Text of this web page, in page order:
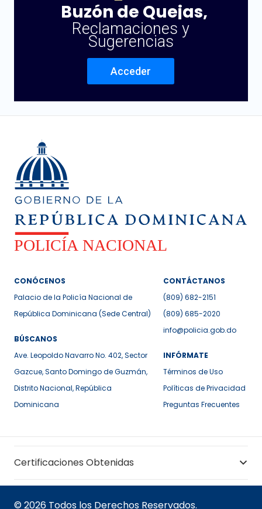
Buzón de Quejas,
Reclamaciones y
Sugerencias
Acceder
CONÓCENOS
Palacio de la Policía Nacional de
República Dominicana (Sede Central)
BÚSCANOS
Ave. Leopoldo Navarro No. 402, Sector
Gazcue, Santo Domingo de Guzmán,
Distrito Nacional, República
Dominicana
CONTÁCTANOS
(809) 682-2151
(809) 685-2020
info@policia.gob.do
INFÓRMATE
Términos de Uso
Políticas de Privacidad
Preguntas Frecuentes
Certificaciones Obtenidas
© 2026 Todos los Derechos Reservados.